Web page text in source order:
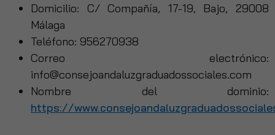
Domicilio: C/ Compañía, 17-19, Bajo, 29008
Málaga
Teléfono: 956270938
Correo electrónico:
info@consejoandaluzgraduadossociales.com
Nombre del dominio:
https://